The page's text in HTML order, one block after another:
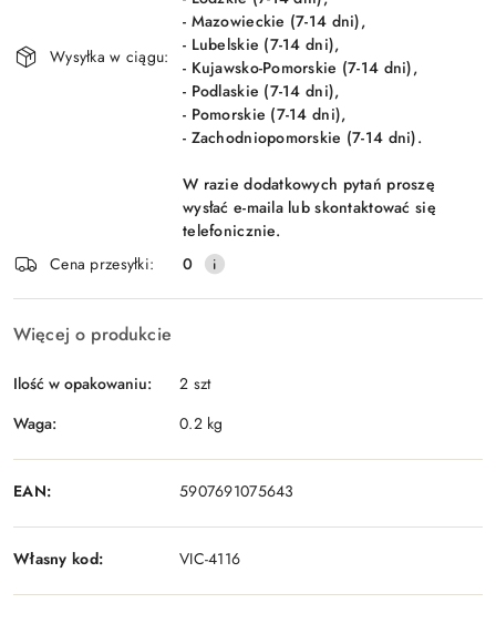
Wysyłka w ciągu:
- Mazowieckie (7-14 dni),
- Lubelskie (7-14 dni),
- Kujawsko-Pomorskie (7-14 dni),
- Podlaskie (7-14 dni),
- Pomorskie (7-14 dni),
- Zachodniopomorskie (7-14 dni).
W razie dodatkowych pytań proszę
wysłać e-maila lub skontaktować się
telefonicznie.
Cena przesyłki:
0
Więcej o produkcie
Ilość w opakowaniu:
2 szt
Waga:
0.2 kg
EAN: 5907691075643
Własny kod: VIC-4116